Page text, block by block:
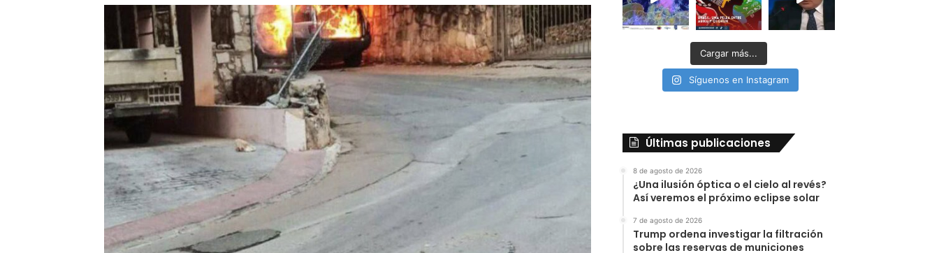
email
Cargar más...
Síguenos en Instagram
Últimas publicaciones
8 de agosto de 2026
¿Una ilusión óptica o el cielo al revés?
Así veremos el próximo eclipse solar
7 de agosto de 2026
Trump ordena investigar la filtración
sobre las reservas de municiones